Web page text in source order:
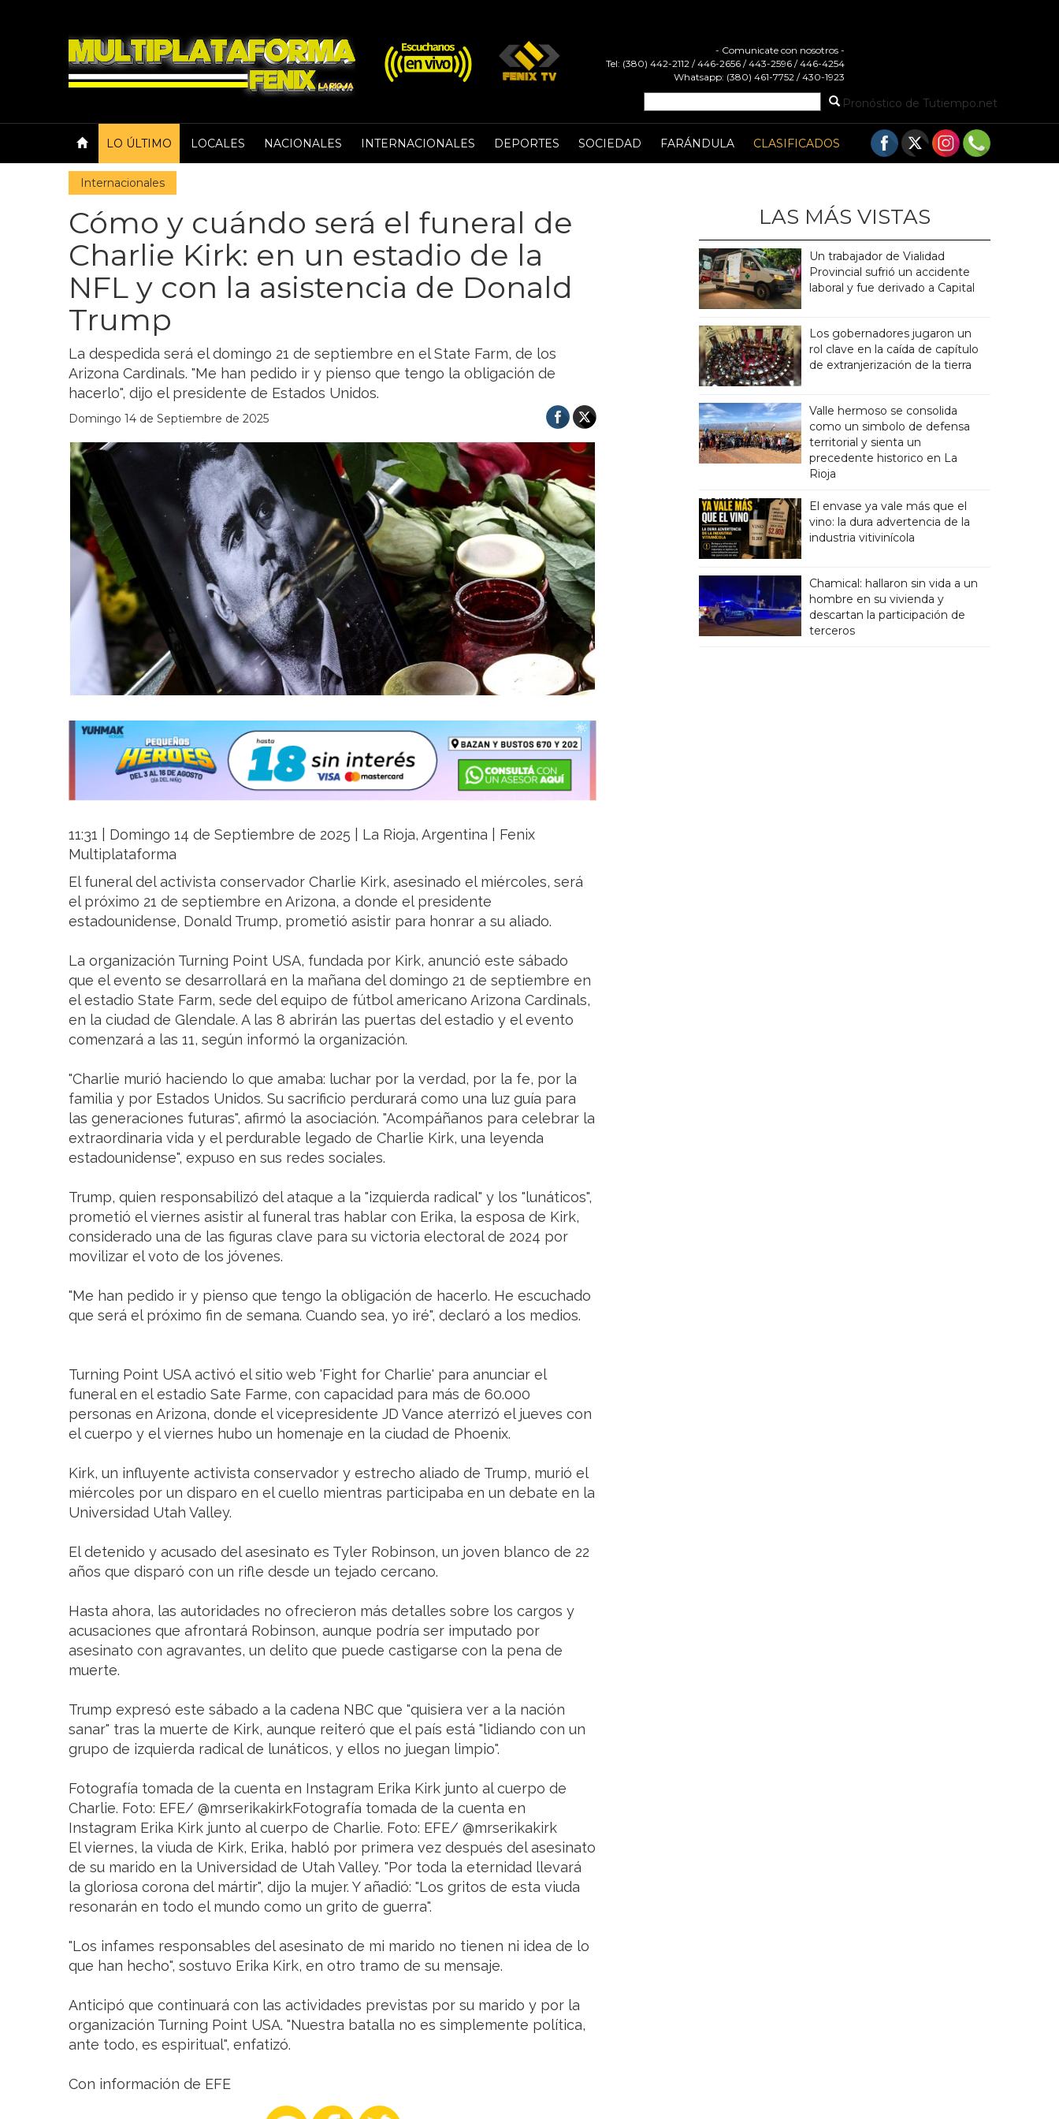
- Comunicate con nosotros -
Tel: (380) 442-2112 / 446-2656 / 443-2596 / 446-4254
Whatsapp: (380) 461-7752 / 430-1923
Pronóstico de Tutiempo.net
LO ÚLTIMO LOCALES NACIONALES INTERNACIONALES DEPORTES SOCIEDAD FARÁNDULA CLASIFICADOS
Internacionales
Cómo y cuándo será el funeral de
Charlie Kirk: en un estadio de la
NFL y con la asistencia de Donald
Trump
La despedida será el domingo 21 de septiembre en el State Farm, de los
Arizona Cardinals. "Me han pedido ir y pienso que tengo la obligación de
hacerlo", dijo el presidente de Estados Unidos.
Domingo 14 de Septiembre de 2025
11:31 | Domingo 14 de Septiembre de 2025 | La Rioja, Argentina | Fenix
Multiplataforma
El funeral del activista conservador Charlie Kirk, asesinado el miércoles, será
el próximo 21 de septiembre en Arizona, a donde el presidente
estadounidense, Donald Trump, prometió asistir para honrar a su aliado.
La organización Turning Point USA, fundada por Kirk, anunció este sábado
que el evento se desarrollará en la mañana del domingo 21 de septiembre en
el estadio State Farm, sede del equipo de fútbol americano Arizona Cardinals,
en la ciudad de Glendale. A las 8 abrirán las puertas del estadio y el evento
comenzará a las 11, según informó la organización.
"Charlie murió haciendo lo que amaba: luchar por la verdad, por la fe, por la
familia y por Estados Unidos. Su sacrificio perdurará como una luz guía para
las generaciones futuras", afirmó la asociación. "Acompáñanos para celebrar la
extraordinaria vida y el perdurable legado de Charlie Kirk, una leyenda
estadounidense", expuso en sus redes sociales.
Trump, quien responsabilizó del ataque a la "izquierda radical" y los "lunáticos",
prometió el viernes asistir al funeral tras hablar con Erika, la esposa de Kirk,
considerado una de las figuras clave para su victoria electoral de 2024 por
movilizar el voto de los jóvenes.
"Me han pedido ir y pienso que tengo la obligación de hacerlo. He escuchado
que será el próximo fin de semana. Cuando sea, yo iré", declaró a los medios.
Turning Point USA activó el sitio web 'Fight for Charlie' para anunciar el
funeral en el estadio Sate Farme, con capacidad para más de 60.000
personas en Arizona, donde el vicepresidente JD Vance aterrizó el jueves con
el cuerpo y el viernes hubo un homenaje en la ciudad de Phoenix.
Kirk, un influyente activista conservador y estrecho aliado de Trump, murió el
miércoles por un disparo en el cuello mientras participaba en un debate en la
Universidad Utah Valley.
El detenido y acusado del asesinato es Tyler Robinson, un joven blanco de 22
años que disparó con un rifle desde un tejado cercano.
Hasta ahora, las autoridades no ofrecieron más detalles sobre los cargos y
acusaciones que afrontará Robinson, aunque podría ser imputado por
asesinato con agravantes, un delito que puede castigarse con la pena de
muerte.
Trump expresó este sábado a la cadena NBC que "quisiera ver a la nación
sanar" tras la muerte de Kirk, aunque reiteró que el país está "lidiando con un
grupo de izquierda radical de lunáticos, y ellos no juegan limpio".
Fotografía tomada de la cuenta en Instagram Erika Kirk junto al cuerpo de
Charlie. Foto: EFE/ @mrserikakirkFotografía tomada de la cuenta en
Instagram Erika Kirk junto al cuerpo de Charlie. Foto: EFE/ @mrserikakirk
El viernes, la viuda de Kirk, Erika, habló por primera vez después del asesinato
de su marido en la Universidad de Utah Valley. "Por toda la eternidad llevará
la gloriosa corona del mártir", dijo la mujer. Y añadió: "Los gritos de esta viuda
resonarán en todo el mundo como un grito de guerra".
"Los infames responsables del asesinato de mi marido no tienen ni idea de lo
que han hecho", sostuvo Erika Kirk, en otro tramo de su mensaje.
Anticipó que continuará con las actividades previstas por su marido y por la
organización Turning Point USA. "Nuestra batalla no es simplemente política,
ante todo, es espiritual", enfatizó.
Con información de EFE
LAS MÁS VISTAS
Un trabajador de Vialidad
Provincial sufrió un accidente
laboral y fue derivado a Capital
Los gobernadores jugaron un
rol clave en la caída de capítulo
de extranjerización de la tierra
Valle hermoso se consolida
como un simbolo de defensa
territorial y sienta un
precedente historico en La
Rioja
El envase ya vale más que el
vino: la dura advertencia de la
industria vitivinícola
Chamical: hallaron sin vida a un
hombre en su vivienda y
descartan la participación de
terceros